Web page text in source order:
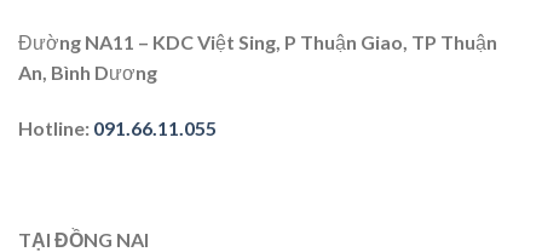
Đường NA11 – KDC Việt Sing, P Thuận Giao, TP Thuận
An, Bình Dương
Hotline: 091.66.11.055
TẠI ĐỒNG NAI